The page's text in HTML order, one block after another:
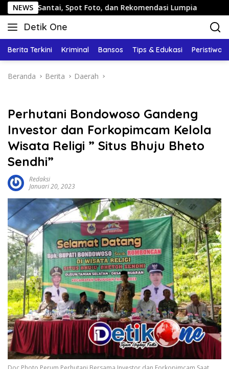
Langsung
ke
konten
NEWSSpot Foto, dan Rekomendasi Lumpia Panduan
Detik One
Tajam
Fakta
Berita Terkini Kriminal Bansos Tips & Edukasi Peristiwa
Beranda Berita Daerah
Perhutani Bondowoso Gandeng
Investor dan Forkopimcam Kelola
Wisata Religi ” Situs Bhuju Bheto
Sendhi”
Redaksi
Januari 20, 2023